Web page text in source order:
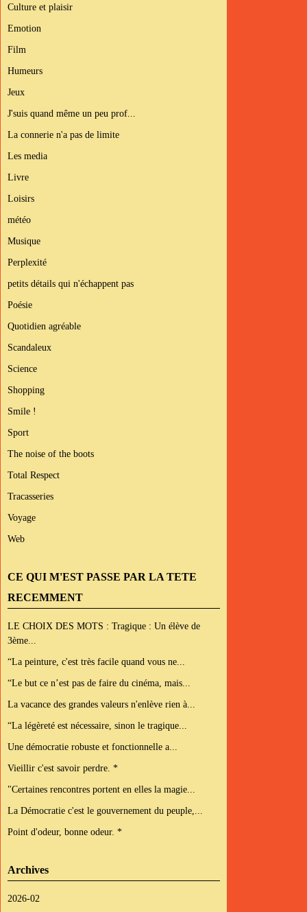
Culture et plaisir
Emotion
Film
Humeurs
Jeux
J'suis quand même un peu prof...
La connerie n'a pas de limite
Les media
Livre
Loisirs
météo
Musique
Perplexité
petits détails qui n'échappent pas
Poésie
Quotidien agréable
Scandaleux
Science
Shopping
Smile !
Sport
The noise of the boots
Total Respect
Tracasseries
Voyage
Web
CE QUI M'EST PASSE PAR LA TETE
RECEMMENT
LE CHOIX DES MOTS : Tragique : Un élève de
3ème...
“La peinture, c'est très facile quand vous ne...
“Le but ce n’est pas de faire du cinéma, mais...
La vacance des grandes valeurs n'enlève rien à...
“La légèreté est nécessaire, sinon le tragique...
Une démocratie robuste et fonctionnelle a...
Vieillir c'est savoir perdre. *
"Certaines rencontres portent en elles la magie...
La Démocratie c'est le gouvernement du peuple,...
Point d'odeur, bonne odeur. *
Archives
2026-02